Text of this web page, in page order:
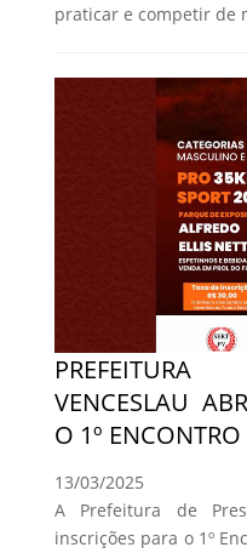
praticar e competir de
VENCESLAU
O 1º
13/03/2025
A Prefeitura de
inscrições para o 1º